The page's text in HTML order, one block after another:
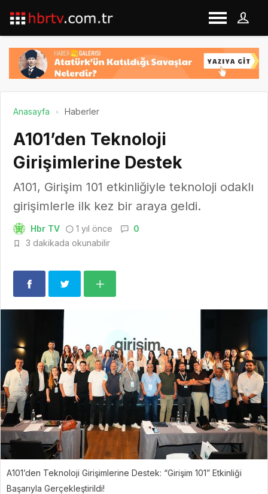
Anasayfa Haberler
A101’den Teknoloji
Girişimlerine Destek
A101, Girişim 101 etkinliğiyle teknoloji odaklı
girişimlerle ilk kez bir araya geldi.
Hbr TV 1 yıl önce
0
3 dakikada okunabilir
A101’den Teknoloji Girişimlerine Destek: “Girişim 101” Etkinliği
Başarıyla Gerçekleştirildi!